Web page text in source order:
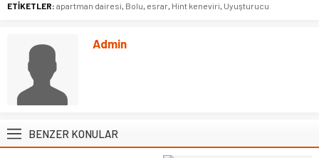
ETİKETLER: apartman dairesi, Bolu, esrar, Hint keneviri, Uyuşturucu
Admin
BENZER KONULAR